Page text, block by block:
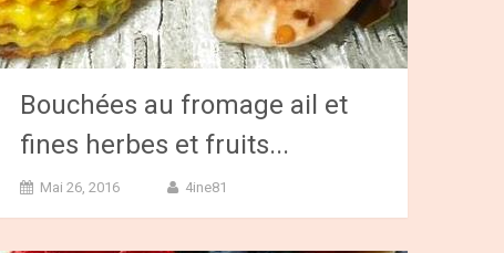
Bouchées au fromage ail et
fines herbes et fruits...
Mai 26, 2016 4ine81